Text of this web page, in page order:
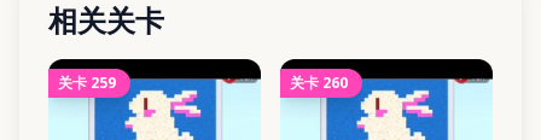
相关关卡
关卡 259 关卡 260